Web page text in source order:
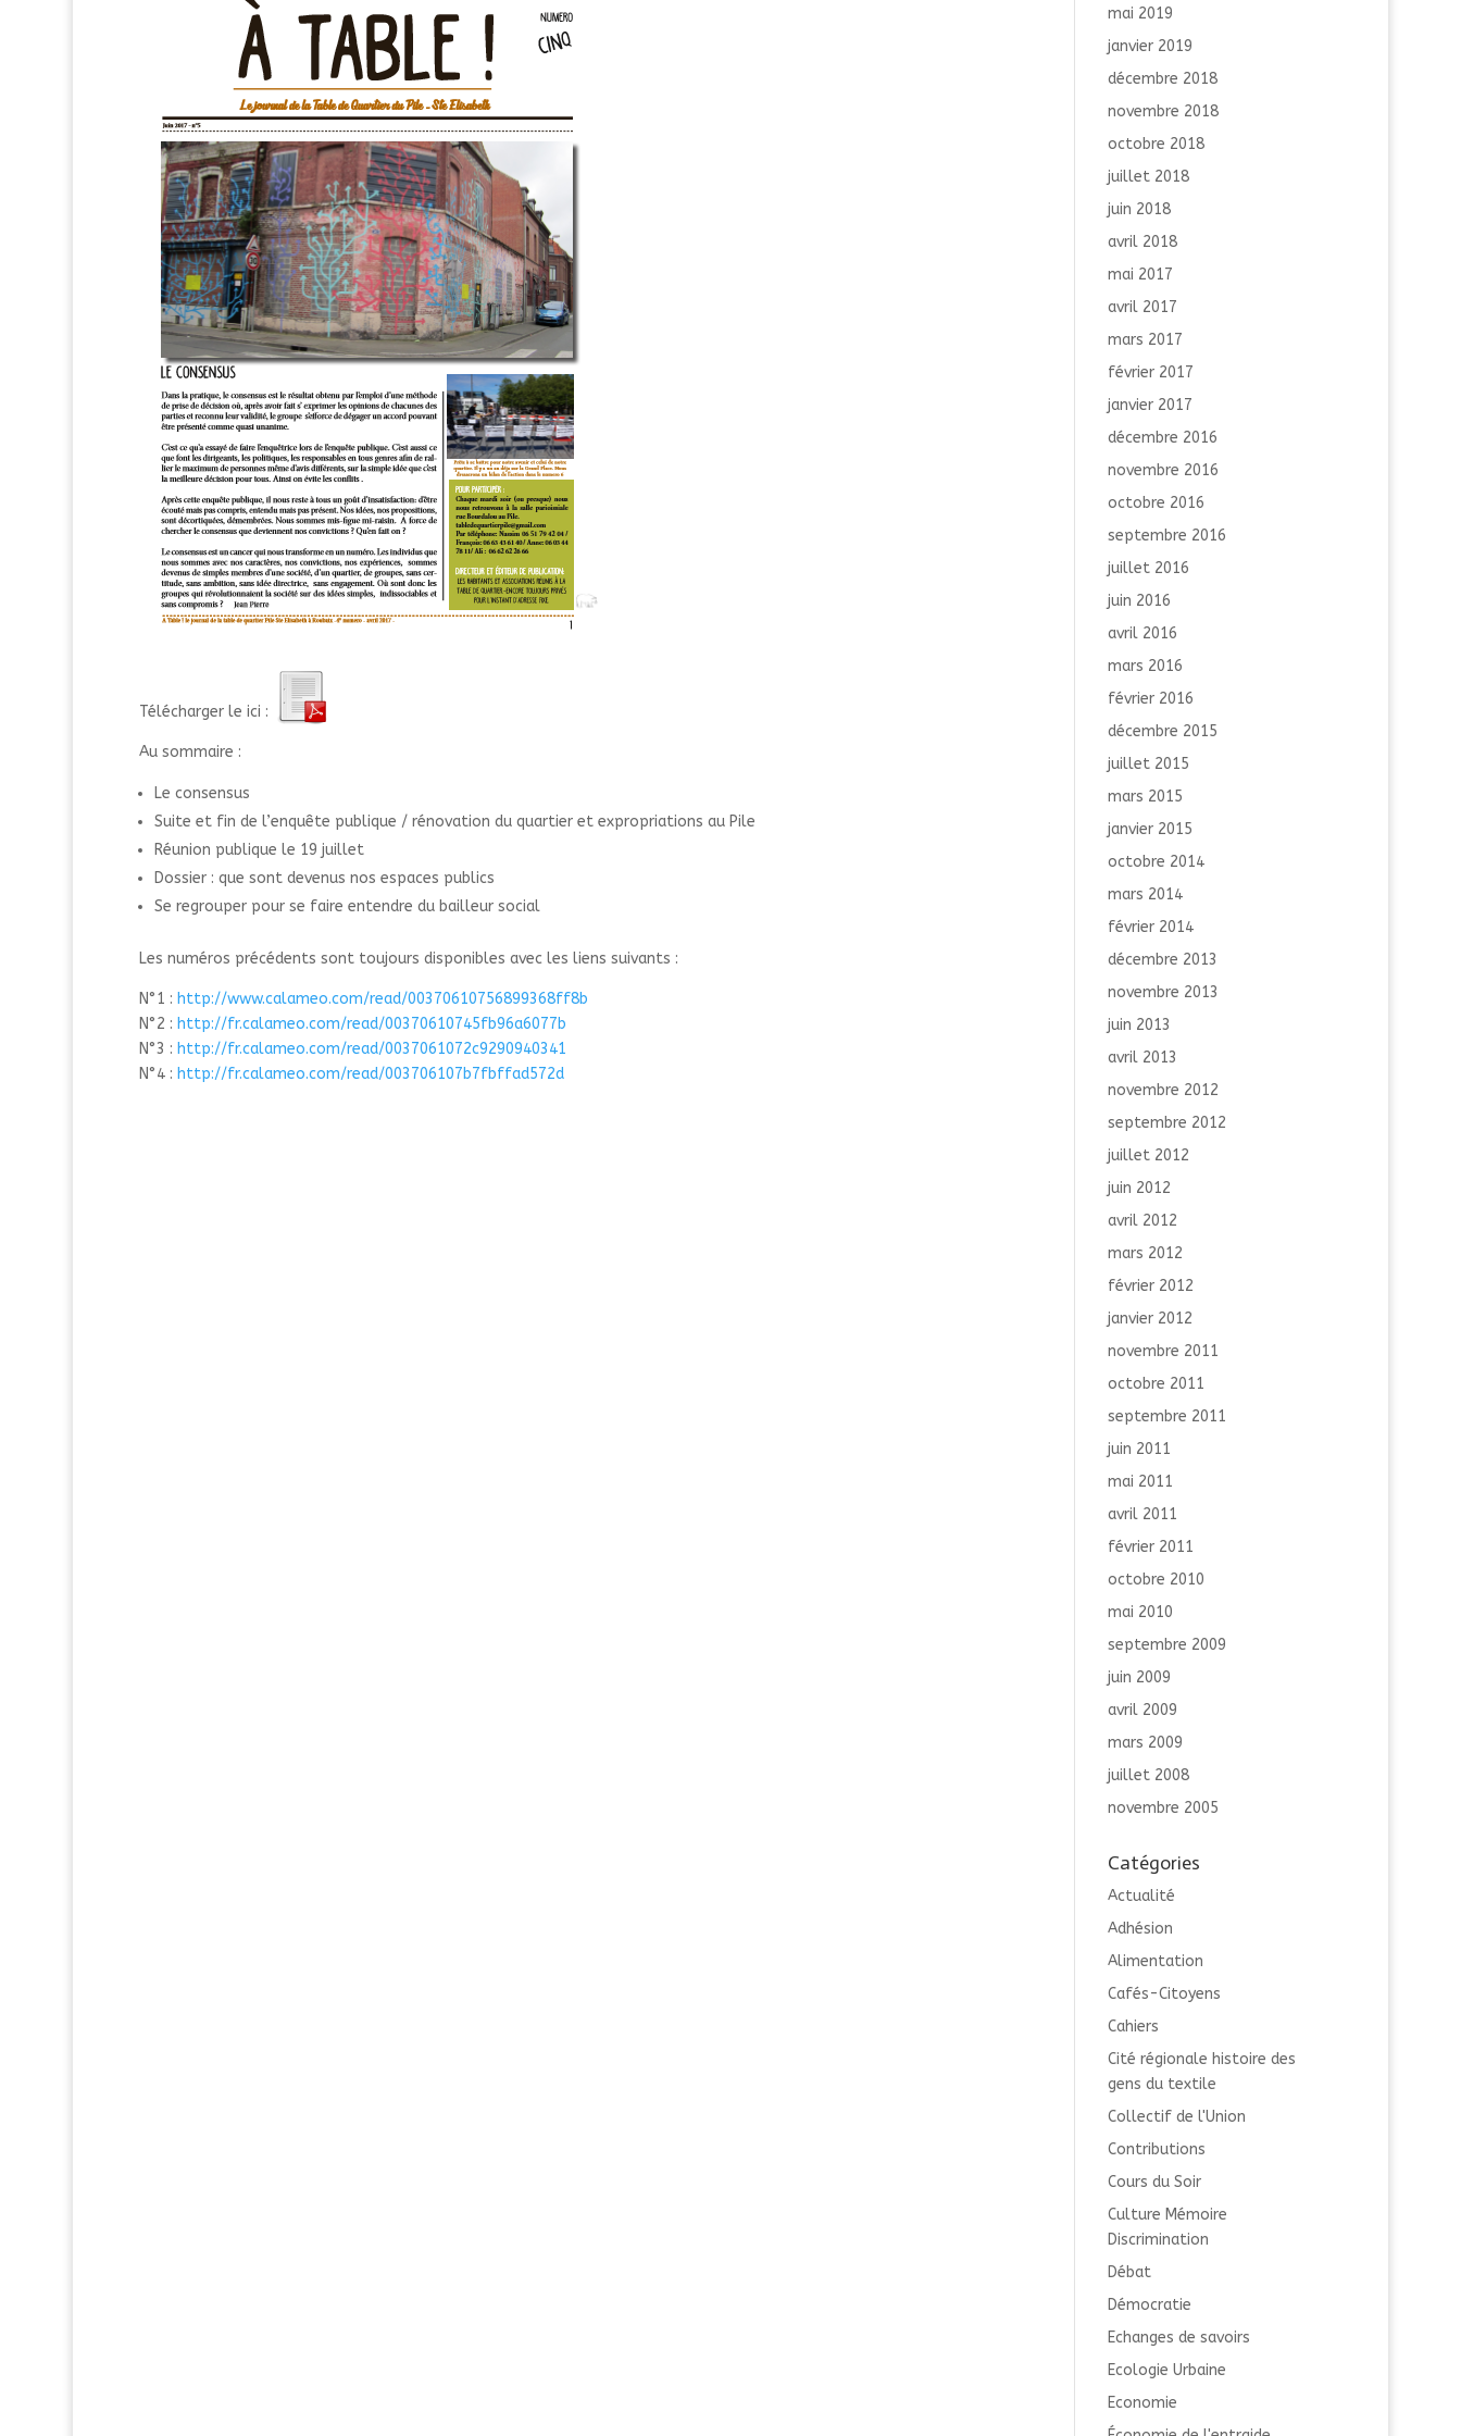
Télécharger le ici :
Au sommaire :
Le consensus
Suite et fin de l’enquête publique / rénovation du quartier et expropriations au Pile
Réunion publique le 19 juillet
Dossier : que sont devenus nos espaces publics
Se regrouper pour se faire entendre du bailleur social
Les numéros précédents sont toujours disponibles avec les liens suivants :
N°1 : http://www.calameo.com/read/00370610756899368ff8b
N°2 : http://fr.calameo.com/read/00370610745fb96a6077b
N°3 : http://fr.calameo.com/read/0037061072c9290940341
N°4 : http://fr.calameo.com/read/003706107b7fbffad572d
mai 2019
janvier 2019
décembre 2018
novembre 2018
octobre 2018
juillet 2018
juin 2018
avril 2018
mai 2017
avril 2017
mars 2017
février 2017
janvier 2017
décembre 2016
novembre 2016
octobre 2016
septembre 2016
juillet 2016
juin 2016
avril 2016
mars 2016
février 2016
décembre 2015
juillet 2015
mars 2015
janvier 2015
octobre 2014
mars 2014
février 2014
décembre 2013
novembre 2013
juin 2013
avril 2013
novembre 2012
septembre 2012
juillet 2012
juin 2012
avril 2012
mars 2012
février 2012
janvier 2012
novembre 2011
octobre 2011
septembre 2011
juin 2011
mai 2011
avril 2011
février 2011
octobre 2010
mai 2010
septembre 2009
juin 2009
avril 2009
mars 2009
juillet 2008
novembre 2005
Catégories
Actualité
Adhésion
Alimentation
Cafés-Citoyens
Cahiers
Cité régionale histoire des
gens du textile
Collectif de l'Union
Contributions
Cours du Soir
Culture Mémoire
Discrimination
Débat
Démocratie
Echanges de savoirs
Ecologie Urbaine
Economie